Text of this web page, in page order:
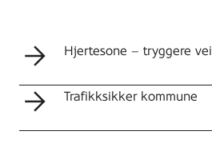
Hjertesone – tryggere vei
Trafikksikker kommune